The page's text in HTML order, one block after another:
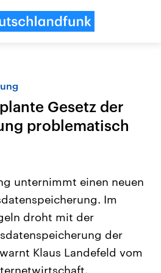
6.
aus
USA
Aktuelle Beiträge,
Hintergründe
Wirtschaftlich und
gehören die Vereinigten
mit großem Einfluss auf
Gesetz der
problematisch
unternimmt einen neuen
Im
droht mit der
der
Klaus Landefeld vom